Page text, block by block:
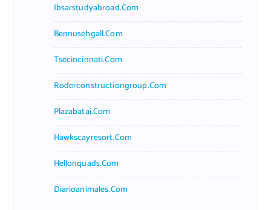
Ibsarstudyabroad.com
Bennusehgall.com
Tsecincinnati.com
Roderconstructiongroup.com
Plazabatai.com
Hawkscayresort.com
Hellonquads.com
Diarioanimales.com